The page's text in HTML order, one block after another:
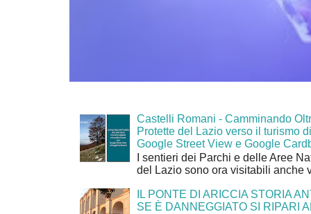
Castelli Romani - Camminando
Protette del Lazio verso il turismo
Google Street View e Google
I sentieri dei Parchi e delle Aree
del Lazio sono ora visitabili anche
IL PONTE DI ARICCIA STORIA
SE È DANNEGGIATO SI RIPARI